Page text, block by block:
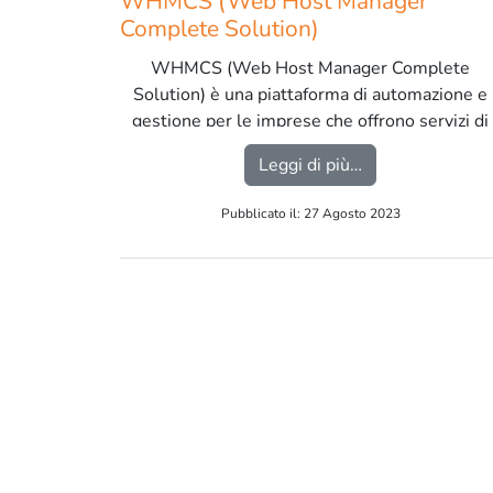
Complete Solution)
WHMCS (Web Host Manager Complete
Solution) è una piattaforma di automazione e
gestione per le imprese che offrono servizi di
hosting web, registrazione di domini e altri
servizi correlati. […]
Leggi di più…
Pubblicato il: 27 Agosto 2023